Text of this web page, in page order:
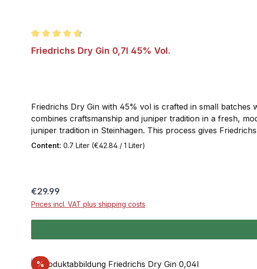
Average rating of 4.8 out of 5 stars
Friedrichs Dry Gin 0,7l 45% Vol.
Friedrichs Dry Gin with 45% vol is crafted in small batches
combines craftsmanship and juniper tradition in a fresh,
juniper tradition in Steinhagen. This process gives
Dry Gins. For example, all botanicals are processed and
Content: 0.7 Liter (€42.84 / 1 Liter)
Regular price:
€29.99
Prices incl. VAT plus shipping costs
% Discount